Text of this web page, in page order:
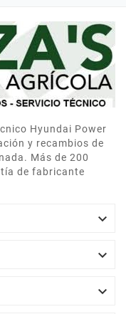
explicó cómo usarlo
correctamente. Muy
contentos.
Hyundai Power
y recambios de
Más de 200
de fabricante


